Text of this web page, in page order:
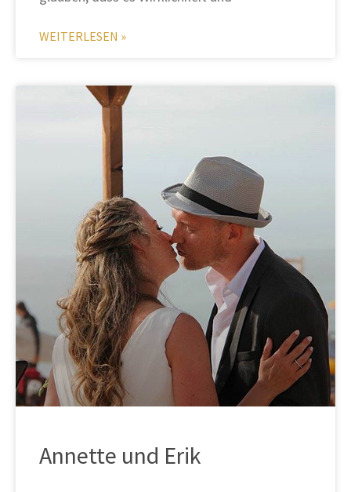
WEITERLESEN »
Annette und Erik